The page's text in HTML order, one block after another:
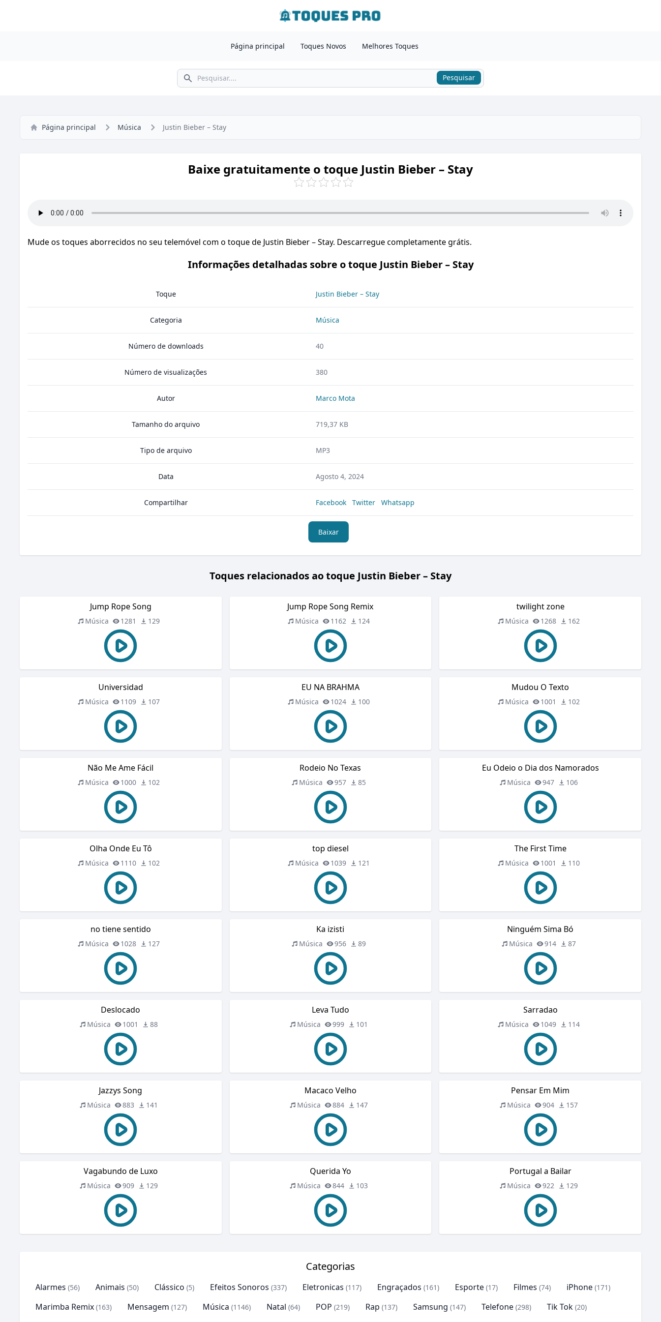
Página principal Toques Novos Melhores Toques
Pesquisar Pesquisar
Página principal Música Justin Bieber – Stay
Baixe gratuitamente o toque Justin Bieber – Stay
Mude os toques aborrecidos no seu telemóvel com o toque de Justin Bieber – Stay. Descarregue completamente grátis.
Informações detalhadas sobre o toque Justin Bieber – Stay
Toque Justin Bieber – Stay
Categoria Música
Número de downloads 40
Número de visualizações 380
Autor Marco Mota
Tamanho do arquivo 719,37 KB
Tipo de arquivo MP3
Data Agosto 4, 2024
Compartilhar Facebook Twitter Whatsapp
Baixar
Toques relacionados ao toque Justin Bieber – Stay
Jump Rope Song
Música 1281 129
Jump Rope Song Remix
Música 1162 124
twilight zone
Música 1268 162
Universidad
Música 1109 107
EU NA BRAHMA
Música 1024 100
Mudou O Texto
Música 1001 102
Não Me Ame Fácil
Música 1000 102
Rodeio No Texas
Música 957 85
Eu Odeio o Dia dos Namorados
Música 947 106
Olha Onde Eu Tô
Música 1110 102
top diesel
Música 1039 121
The First Time
Música 1001 110
no tiene sentido
Música 1028 127
Ka izisti
Música 956 89
Ninguém Sima Bó
Música 914 87
Deslocado
Música 1001 88
Leva Tudo
Música 999 101
Sarradao
Música 1049 114
Jazzys Song
Música 883 141
Macaco Velho
Música 884 147
Pensar Em Mim
Música 904 157
Vagabundo de Luxo
Música 909 129
Querida Yo
Música 844 103
Portugal a Bailar
Música 922 129
Categorias
Alarmes (56) Animais (50) Clássico (5) Efeitos Sonoros (337) Eletronicas (117) Engraçados (161) Esporte (17) Filmes (74) iPhone (171)
Marimba Remix (163) Mensagem (127) Música (1146) Natal (64) POP (219) Rap (137) Samsung (147) Telefone (298) Tik Tok (20)